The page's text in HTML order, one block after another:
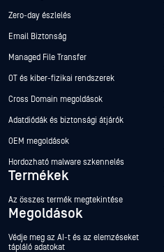
Zero-day észlelés
Email Biztonság
Managed File Transfer
OT és kiber-fizikai rendszerek
Cross Domain megoldások
Adatdiódák és biztonsági átjárók
OEM megoldások
Hordozható malware szkennelés
Termékek
Az összes termék megtekintése
Megoldások
Védje meg az AI-t és az elemzéseket
tápláló adatokat